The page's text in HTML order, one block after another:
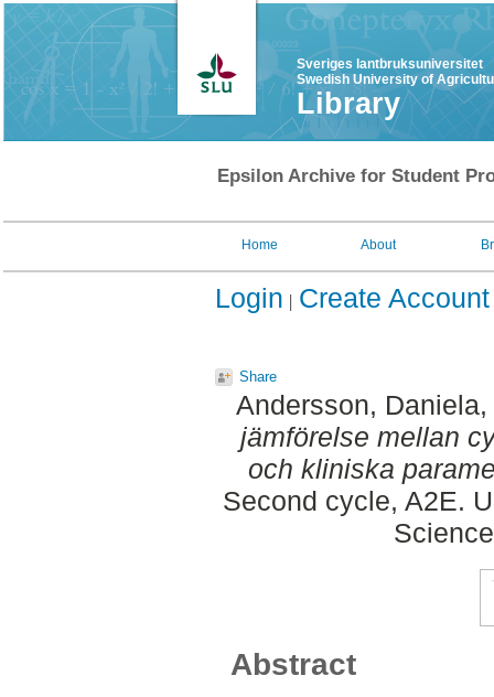
Sveriges lantbruksuniversitet
Swedish University of
Library
Epsilon Archive for Student
Home About
Login Create Account
Share
Andersson, Daniela
jämförelse mellan
och kliniska
Second cycle, A2E.
Abstract